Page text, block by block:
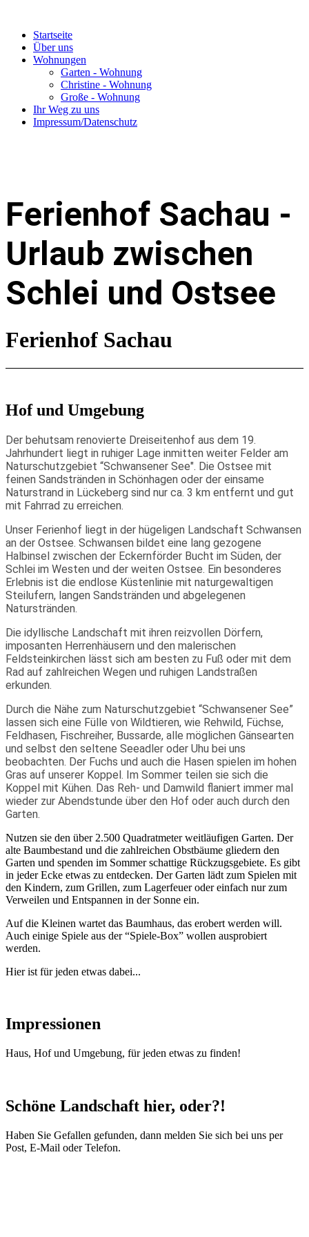
Startseite
Über uns
Wohnungen
Garten - Wohnung
Christine - Wohnung
Große - Wohnung
Ihr Weg zu uns
Impressum/Datenschutz
Ferienhof Sachau -
Urlaub zwischen
Schlei und Ostsee
Ferienhof Sachau
Hof und Umgebung
Der behutsam renovierte Dreiseitenhof aus dem 19.
Jahrhundert liegt in ruhiger Lage inmitten weiter Felder am
Naturschutzgebiet “Schwansener See". Die Ostsee mit
feinen Sandstränden in Schönhagen oder der einsame
Naturstrand in Lückeberg sind nur ca. 3 km entfernt und gut
mit Fahrrad zu erreichen.
Unser Ferienhof liegt in der hügeligen Landschaft Schwansen
an der Ostsee. Schwansen bildet eine lang gezogene
Halbinsel zwischen der Eckernförder Bucht im Süden, der
Schlei im Westen und der weiten Ostsee. Ein besonderes
Erlebnis ist die endlose Küstenlinie mit naturgewaltigen
Steilufern, langen Sandstränden und abgelegenen
Naturstränden.
Die idyllische Landschaft mit ihren reizvollen Dörfern,
imposanten Herrenhäusern und den malerischen
Feldsteinkirchen lässt sich am besten zu Fuß oder mit dem
Rad auf zahlreichen Wegen und ruhigen Landstraßen
erkunden.
Durch die Nähe zum Naturschutzgebiet “Schwansener See”
lassen sich eine Fülle von Wildtieren, wie Rehwild, Füchse,
Feldhasen, Fischreiher, Bussarde, alle möglichen Gänsearten
und selbst den seltene Seeadler oder Uhu bei uns
beobachten. Der Fuchs und auch die Hasen spielen im hohen
Gras auf unserer Koppel. Im Sommer teilen sie sich die
Koppel mit Kühen. Das Reh- und Damwild flaniert immer mal
wieder zur Abendstunde über den Hof oder auch durch den
Garten.
Nutzen sie den über 2.500 Quadratmeter weitläufigen Garten. Der
alte Baumbestand und die zahlreichen Obstbäume gliedern den
Garten und spenden im Sommer schattige Rückzugsgebiete. Es gibt
in jeder Ecke etwas zu entdecken. Der Garten lädt zum Spielen mit
den Kindern, zum Grillen, zum Lagerfeuer oder einfach nur zum
Verweilen und Entspannen in der Sonne ein.
Auf die Kleinen wartet das Baumhaus, das erobert werden will.
Auch einige Spiele aus der “Spiele-Box” wollen ausprobiert
werden.
Hier ist für jeden etwas dabei...
Impressionen
Haus, Hof und Umgebung, für jeden etwas zu finden!
Schöne Landschaft hier, oder?!
Haben Sie Gefallen gefunden, dann melden Sie sich bei uns per
Post, E-Mail oder Telefon.